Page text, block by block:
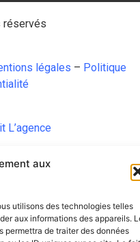
aux
utilisons des technologies telles
aux informations des appareils.
permettra de traiter des données
réservés
légales – Politique
L’agence